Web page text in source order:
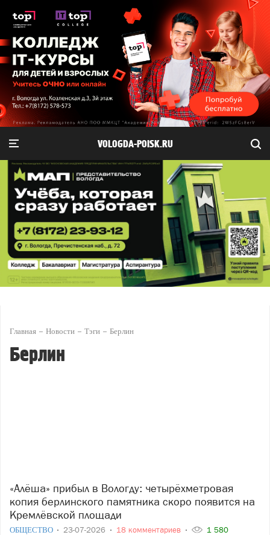
VOLOGDA-POISK.RU
Главная Новости Тэги Берлин
Берлин
«Алёша» прибыл в Вологду: четырёхметровая
копия берлинского памятника скоро появится на
Кремлёвской площади
ОБЩЕСТВО 23-07-2026 18 комментариев
1 580